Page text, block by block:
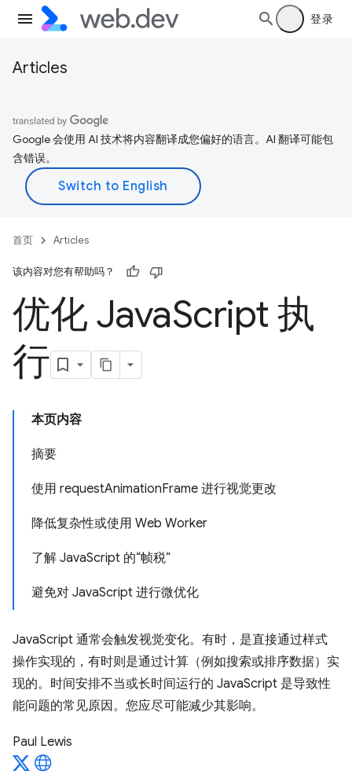
登录
Articles
Google 会使用 AI 技术将内容翻译成您偏好的语言。AI 翻译可能包
含错误。
首页 Articles
该内容对您有帮助吗？
优化 JavaScript 执
行
本页内容
摘要
使用 requestAnimationFrame 进行视觉更改
降低复杂性或使用 Web Worker
了解 JavaScript 的“帧税”
避免对 JavaScript 进行微优化
JavaScript 通常会触发视觉变化。有时，是直接通过样式
操作实现的，有时则是通过计算（例如搜索或排序数据）实
现的。时间安排不当或长时间运行的 JavaScript 是导致性
能问题的常见原因。您应尽可能减少其影响。
Paul Lewis